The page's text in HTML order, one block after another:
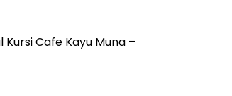
Cafe Kayu Muna –